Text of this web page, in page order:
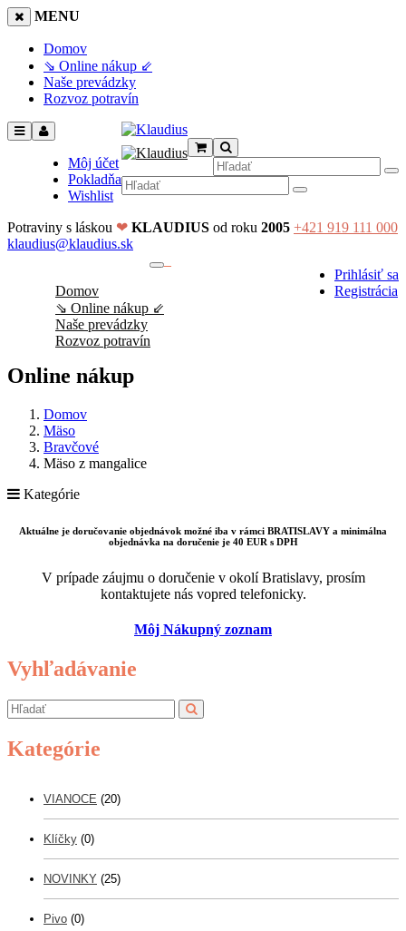
MENU
Domov
⇘ Online nákup ⇙
Naše prevádzky
Rozvoz potravín
Môj účet
Pokladňa
Wishlist
Potraviny s láskou ❤ KLAUDIUS od roku 2005 +421 919 111 000
klaudius@klaudius.sk
Prihlásiť sa
Registrácia
Domov
⇘ Online nákup ⇙
Naše prevádzky
Rozvoz potravín
Online nákup
Domov
Mäso
Bravčové
Mäso z mangalice
Kategórie
Aktuálne je doručovanie objednávok možné iba v rámci BRATISLAVY a minimálna
objednávka na doručenie je 40 EUR s DPH
V prípade záujmu o doručenie v okolí Bratislavy, prosím
kontaktujete nás vopred telefonicky.
Môj Nákupný zoznam
Vyhľadávanie
Kategórie
VIANOCE (20)
Klíčky (0)
NOVINKY (25)
Pivo (0)